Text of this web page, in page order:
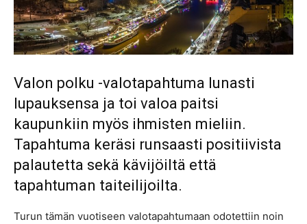
Valon polku -valotapahtuma lunasti
lupauksensa ja toi valoa paitsi
kaupunkiin myös ihmisten mieliin.
Tapahtuma keräsi runsaasti positiivista
palautetta sekä kävijöiltä että
tapahtuman taiteilijoilta.
Turun tämän vuotiseen valotapahtumaan odotettiin noin